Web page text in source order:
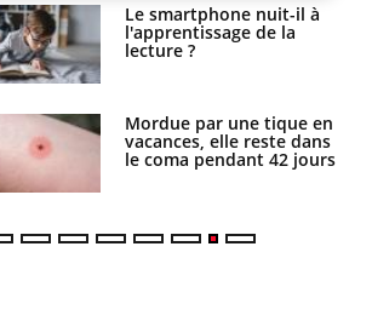
Le smartphone nuit-il à
l'apprentissage de la
lecture ?
Mordue par une tique en
vacances, elle reste dans
le coma pendant 42 jours